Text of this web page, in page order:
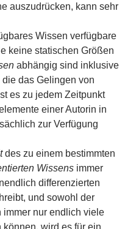
auszudrücken, kann sehr
Wissen verfügbare
keine statischen Größen
abhängig sind inklusive
das Gelingen von
es zu jedem Zeitpunkt
einer Autorin in
zur Verfügung
des zu einem bestimmten
Wissens immer
differenzierten
und sowohl der
immer nur endlich viele
wird es für ein